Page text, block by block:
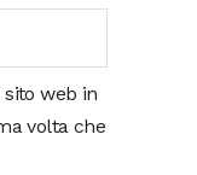
web in
volta che